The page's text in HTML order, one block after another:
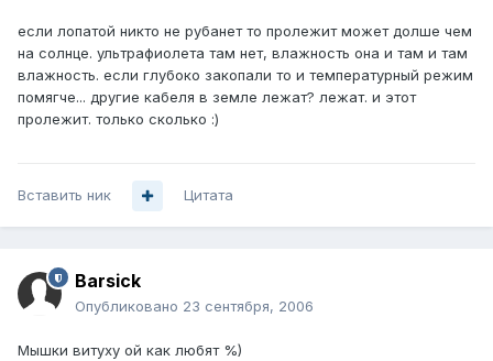
если лопатой никто не рубанет то пролежит может долше чем
на солнце. ультрафиолета там нет, влажность она и там и там
влажность. если глубоко закопали то и температурный режим
помягче... другие кабеля в земле лежат? лежат. и этот
пролежит. только сколько :)
Вставить ник Цитата
Barsick
Опубликовано 23 сентября, 2006
Мышки витуху ой как любят %)